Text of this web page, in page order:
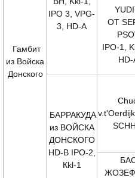
Гамбит
из Войска
Донского
IPO 3, VPG-
3, HD-A
OT
IPO-1,
HD-
БАРРАКУДА
из ВОЙСКА
ДОНСКОГО
HD-B IPO-2,
Кkl-1